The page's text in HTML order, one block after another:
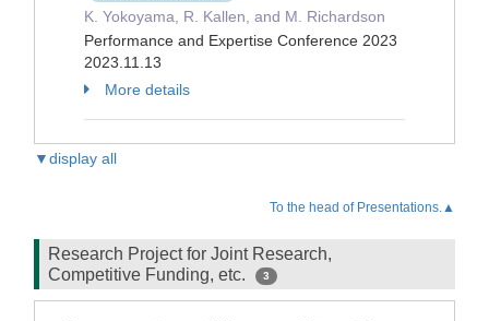
K. Yokoyama, R. Kallen, and M. Richardson
Performance and Expertise Conference 2023
2023.11.13
More details
▼display all
To the head of Presentations.▲
Research Project for Joint Research,
Competitive Funding, etc.
3